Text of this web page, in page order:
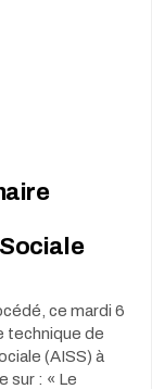
ce mardi 6
technique de
(AISS) à
sur : « Le